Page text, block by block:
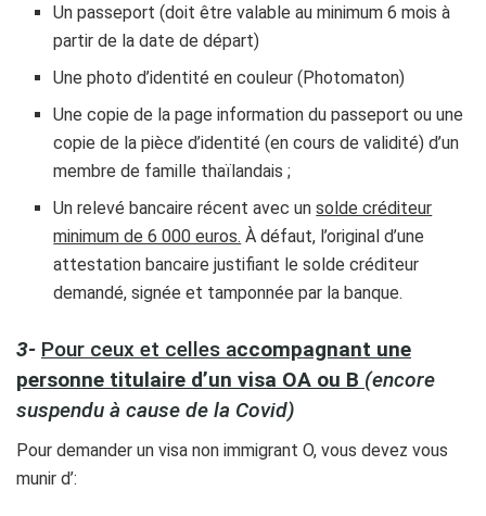
Un passeport (doit être valable au minimum 6 mois à
partir de la date de départ)
Une photo d’identité en couleur (Photomaton)
Une copie de la page information du passeport ou une
copie de la pièce d’identité (en cours de validité) d’un
membre de famille thaïlandais ;
Un relevé bancaire récent avec unsolde créditeur
minimum de 6 000 euros. À défaut, l’original d’une
attestation bancaire justifiant le solde créditeur
demandé, signée et tamponnée par la banque.
3- Pour ceux et celles accompagnant une
personne titulaire d’un visa OA ou B (encore
suspendu à cause de la Covid)
Pour demander un visa non immigrant O, vous devez vous
munir d’: